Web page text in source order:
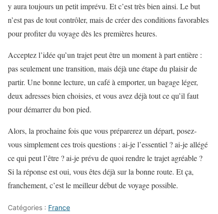
y aura toujours un petit imprévu. Et c’est très bien ainsi. Le but
n’est pas de tout contrôler, mais de créer des conditions favorables
pour profiter du voyage dès les premières heures.
Acceptez l’idée qu’un trajet peut être un moment à part entière :
pas seulement une transition, mais déjà une étape du plaisir de
partir. Une bonne lecture, un café à emporter, un bagage léger,
deux adresses bien choisies, et vous avez déjà tout ce qu’il faut
pour démarrer du bon pied.
Alors, la prochaine fois que vous préparerez un départ, posez-
vous simplement ces trois questions : ai-je l’essentiel ? ai-je allégé
ce qui peut l’être ? ai-je prévu de quoi rendre le trajet agréable ?
Si la réponse est oui, vous êtes déjà sur la bonne route. Et ça,
franchement, c’est le meilleur début de voyage possible.
Catégories : France